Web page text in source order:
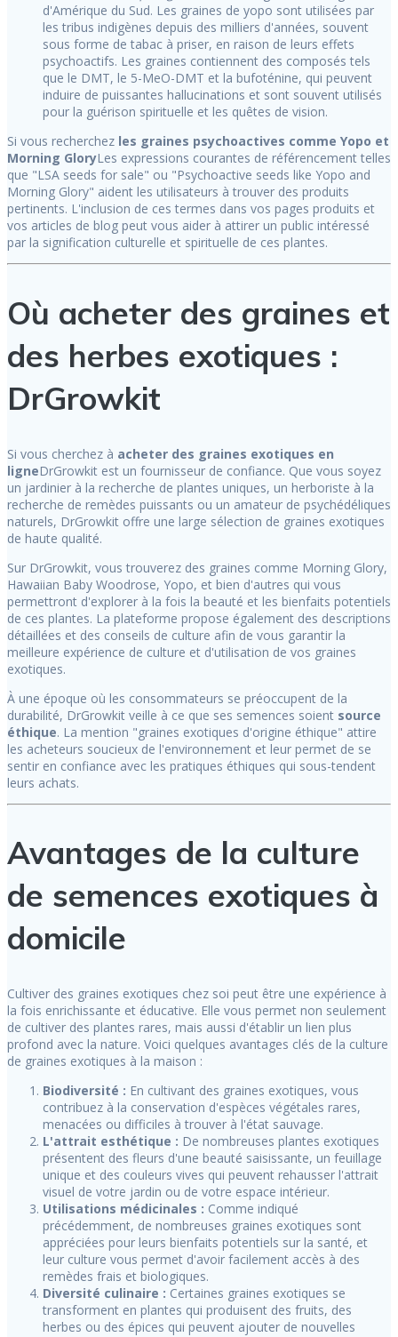
d'Amérique du Sud. Les graines de yopo sont utilisées par
les tribus indigènes depuis des milliers d'années, souvent
sous forme de tabac à priser, en raison de leurs effets
psychoactifs. Les graines contiennent des composés tels
que le DMT, le 5-MeO-DMT et la bufoténine, qui peuvent
induire de puissantes hallucinations et sont souvent utilisés
pour la guérison spirituelle et les quêtes de vision.
Si vous recherchez les graines psychoactives comme Yopo et
Morning GloryLes expressions courantes de référencement telles
que "LSA seeds for sale" ou "Psychoactive seeds like Yopo and
Morning Glory" aident les utilisateurs à trouver des produits
pertinents. L'inclusion de ces termes dans vos pages produits et
vos articles de blog peut vous aider à attirer un public intéressé
par la signification culturelle et spirituelle de ces plantes.
Où acheter des graines et
des herbes exotiques :
DrGrowkit
Si vous cherchez à acheter des graines exotiques en
ligneDrGrowkit est un fournisseur de confiance. Que vous soyez
un jardinier à la recherche de plantes uniques, un herboriste à la
recherche de remèdes puissants ou un amateur de psychédéliques
naturels, DrGrowkit offre une large sélection de graines exotiques
de haute qualité.
Sur DrGrowkit, vous trouverez des graines comme Morning Glory,
Hawaiian Baby Woodrose, Yopo, et bien d'autres qui vous
permettront d'explorer à la fois la beauté et les bienfaits potentiels
de ces plantes. La plateforme propose également des descriptions
détaillées et des conseils de culture afin de vous garantir la
meilleure expérience de culture et d'utilisation de vos graines
exotiques.
À une époque où les consommateurs se préoccupent de la
durabilité, DrGrowkit veille à ce que ses semences soient source
éthique. La mention "graines exotiques d'origine éthique" attire
les acheteurs soucieux de l'environnement et leur permet de se
sentir en confiance avec les pratiques éthiques qui sous-tendent
leurs achats.
Avantages de la culture
de semences exotiques à
domicile
Cultiver des graines exotiques chez soi peut être une expérience à
la fois enrichissante et éducative. Elle vous permet non seulement
de cultiver des plantes rares, mais aussi d'établir un lien plus
profond avec la nature. Voici quelques avantages clés de la culture
de graines exotiques à la maison :
Biodiversité : En cultivant des graines exotiques, vous
contribuez à la conservation d'espèces végétales rares,
menacées ou difficiles à trouver à l'état sauvage.
L'attrait esthétique : De nombreuses plantes exotiques
présentent des fleurs d'une beauté saisissante, un feuillage
unique et des couleurs vives qui peuvent rehausser l'attrait
visuel de votre jardin ou de votre espace intérieur.
Utilisations médicinales : Comme indiqué
précédemment, de nombreuses graines exotiques sont
appréciées pour leurs bienfaits potentiels sur la santé, et
leur culture vous permet d'avoir facilement accès à des
remèdes frais et biologiques.
Diversité culinaire : Certaines graines exotiques se
transforment en plantes qui produisent des fruits, des
herbes ou des épices qui peuvent ajouter de nouvelles